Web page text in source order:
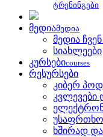
ტრენინგები
მედიამედია
მედია ჩვენ
სიახლეები
კურსებიcourses
რესურსები
კიბერ
კვლევები
ხშირად